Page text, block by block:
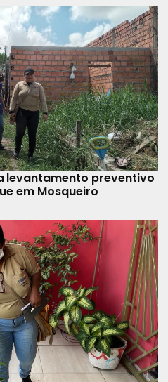
levantamento preventivo
em Mosqueiro